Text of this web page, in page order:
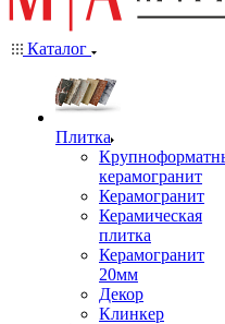
Каталог
Плитка
керамогранит
Керамогранит
Керамическая
плитка
Керамогранит
20мм
Декор
Клинкер